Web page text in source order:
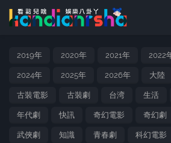
2019年 2020年 2021年 2022
2024年 2025年 2026年 大陸
古裝電影 古裝劇 台湾 生活
年代劇 快訊 奇幻電影 奇幻劇
武俠劇 知識 青春劇 科幻電影